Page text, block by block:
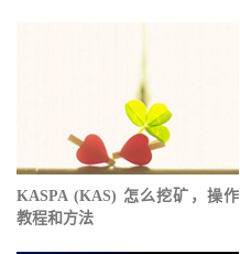
KASPA (KAS) 怎么挖矿，操作
教程和方法